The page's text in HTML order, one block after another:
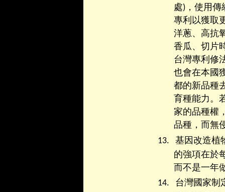
處)，使用傳
專利以獲取
洋蔥、高抗
香瓜、切片
台灣專利修
也會在本國
都的新品種
育種能力。
家的品種權
品種，而無
13.
基因改造植
的強項在於
而不是一年
14.
台灣國家制